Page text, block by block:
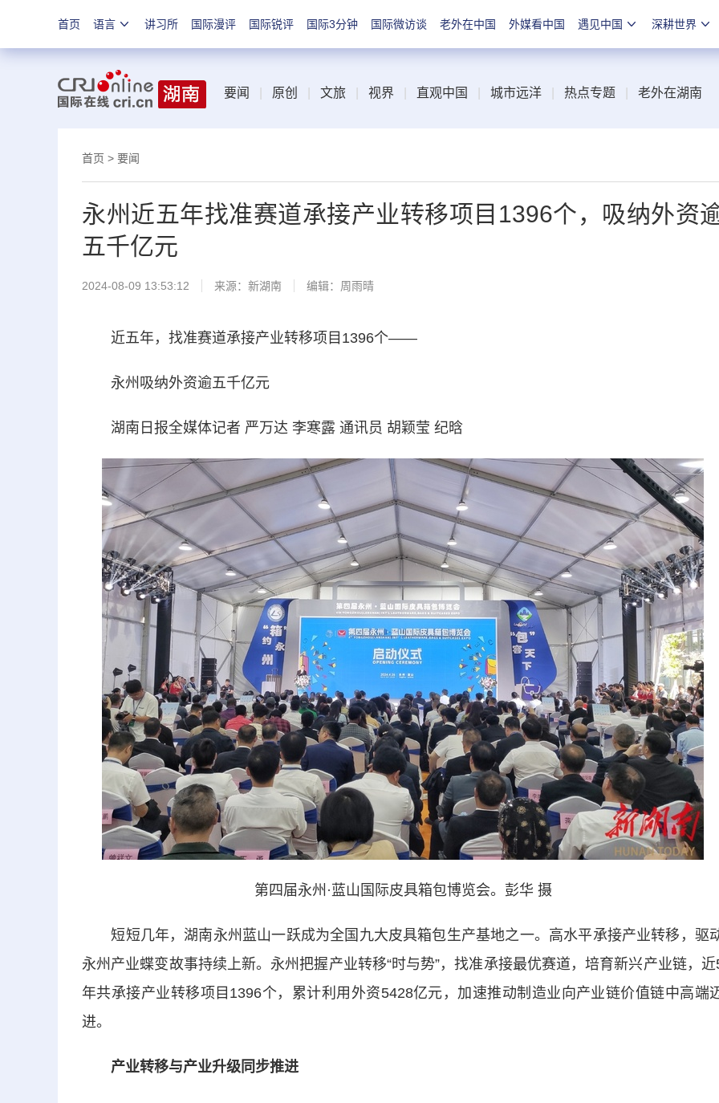
首页 语言 讲习所 国际漫评 国际锐评 国际3分钟 国际微访谈 老外在中国 外媒看中国 遇见中国 深耕世界
要闻 原创 文旅 视界 直观中国 城市远洋 热点专题 老外在湖南
首页 > 要闻
永州近五年找准赛道承接产业转移项目1396个，吸纳外资
五千亿元
2024-08-09 13:53:12 来源： 新湖南 编辑：周雨晴
近五年，找准赛道承接产业转移项目1396个——
永州吸纳外资逾五千亿元
湖南日报全媒体记者 严万达 李寒露 通讯员 胡颖莹 纪晗
第四届永州·蓝山国际皮具箱包博览会。彭华 摄
短短几年，湖南永州蓝山一跃成为全国九大皮具箱包生产基地之一。高水平承接产业转移，驱
永州产业蝶变故事持续上新。永州把握产业转移“时与势”，找准承接最优赛道，培育新兴产业链，近
年共承接产业转移项目1396个，累计利用外资5428亿元，加速推动制造业向产业链价值链中高端
进。
产业转移与产业升级同步推进